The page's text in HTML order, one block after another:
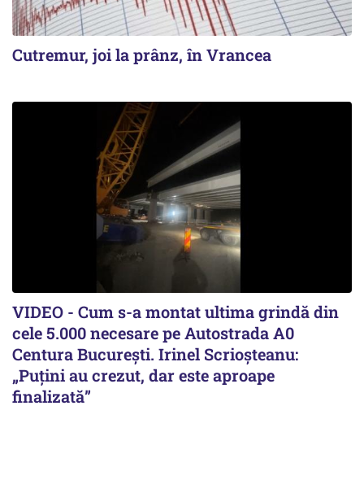
Cutremur, joi la prânz, în Vrancea
VIDEO - Cum s-a montat ultima grindă din
cele 5.000 necesare pe Autostrada A0
Centura București. Irinel Scrioșteanu:
„Puțini au crezut, dar este aproape
finalizată”